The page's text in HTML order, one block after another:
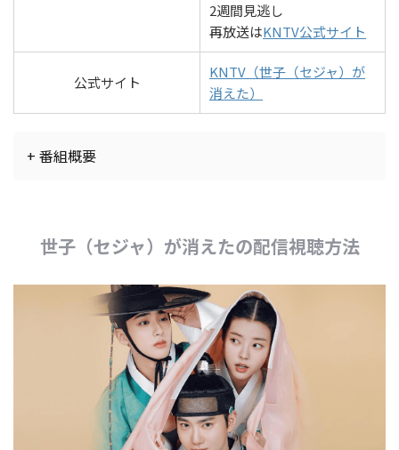
2週間見逃し
再放送はKNTV公式サイト
公式サイト
KNTV（世子（セジャ）が
消えた）
+ 番組概要
世子（セジャ）が消えたの配信視聴方法